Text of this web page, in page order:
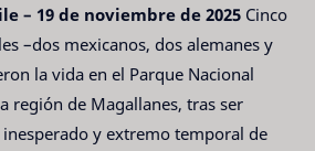
– 19 de noviembre de 2025 Cinco
–dos mexicanos, dos alemanes y
la vida en el Parque Nacional
región de Magallanes, tras ser
y extremo temporal de